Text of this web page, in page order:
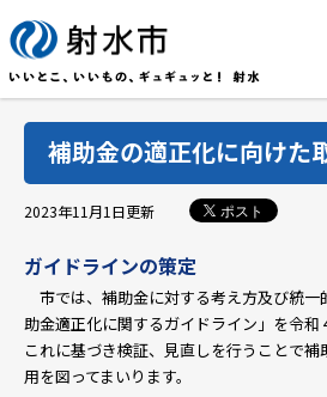
補助金の適正化に向けた
2023年11月1日更新 ポスト
ガイドラインの策定
市では、補助金に対する考え方及び統一
助金適正化に関するガイドライン」を令和
これに基づき検証、見直しを行うことで
用を図ってまいります。